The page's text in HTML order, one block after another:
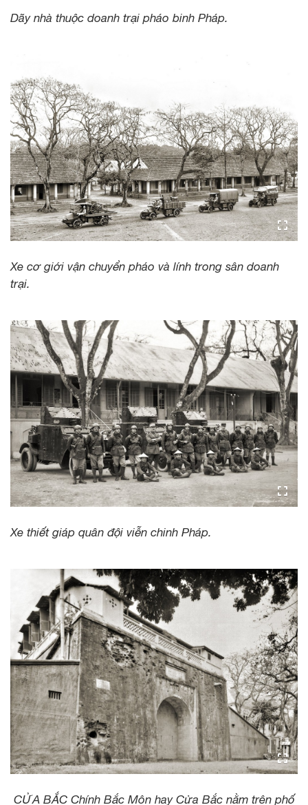
Dãy nhà thuộc doanh trại pháo binh Pháp.
Xe cơ giới vận chuyển pháo và lính trong sân doanh
trại.
Xe thiết giáp quân đội viễn chinh Pháp.
CỬA BẮC Chính Bắc Môn hay Cửa Bắc nằm trên phố